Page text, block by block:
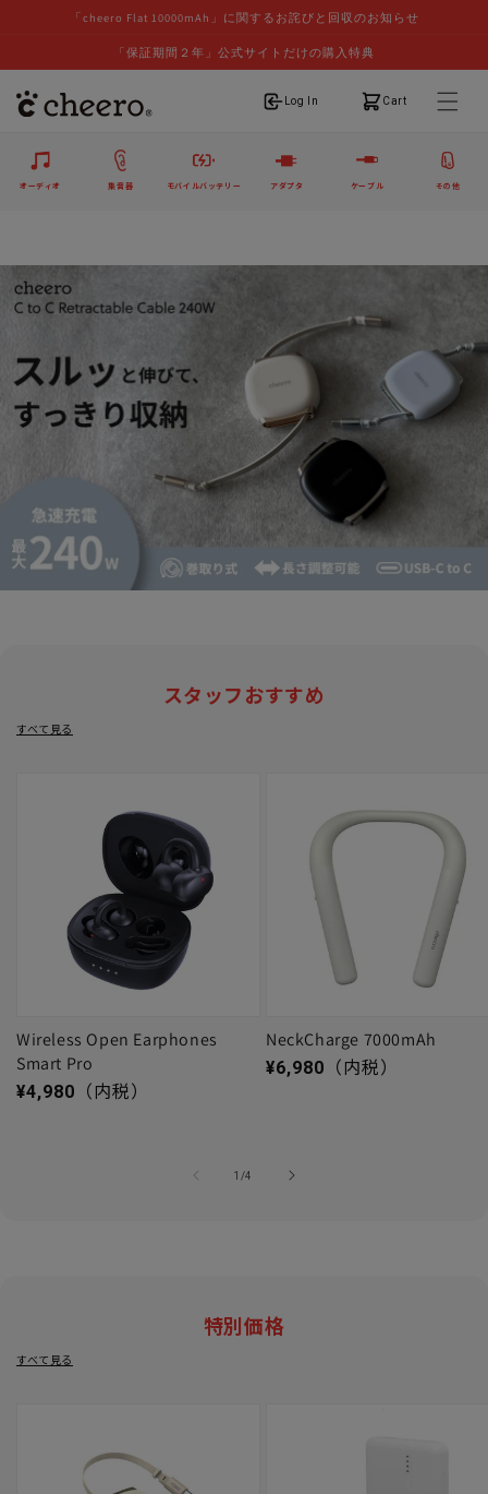
「cheero Flat 10000mAh」に関するお詫びと回収のお知らせ
「保証期間２年」公式サイトだけの購入特典
Log In
ログイン Cart
カート
オーディオ 集音器 モバイルバッテリー アダプタ ケーブル その他
スタッフおすすめ
すべて見る
Wireless Open Earphones
Smart Pro
通常価格
¥4,980 （内税）
NeckCharge 7000mAh
通常価格
¥6,980 （内税）
1 /
の4
特別価格
すべて見る